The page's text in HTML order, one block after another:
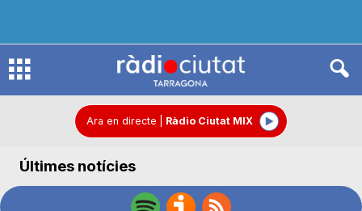
R
d
Ara en directe Ràdio Ciutat MIX
Últimes notícies